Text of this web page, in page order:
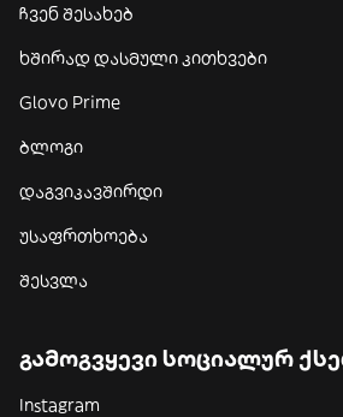
ჩვენ შესახებ
ხშირად დასმული კითხვები
Glovo Prime
ბლოგი
დაგვიკავშირდი
უსაფრთხოება
შესვლა
გამოგვყევი სოციალურ
Instagram